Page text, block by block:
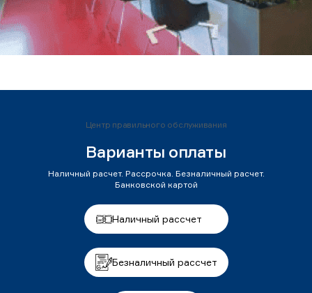
Центр правильного обслуживания
Варианты оплаты
Наличный расчет. Рассрочка. Безналичный расчет.
Банковской картой
Наличный рассчет
Безналичный рассчет